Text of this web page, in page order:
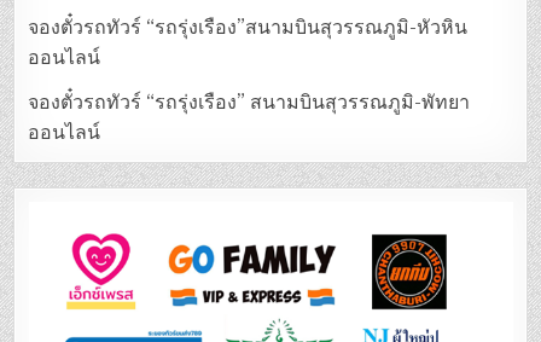
จองตั๋วรถทัวร์ “รถรุ่งเรือง”สนามบินสุวรรณภูมิ-หัวหิน
ออนไลน์
จองตั๋วรถทัวร์ “รถรุ่งเรือง” สนามบินสุวรรณภูมิ-พัทยา
ออนไลน์